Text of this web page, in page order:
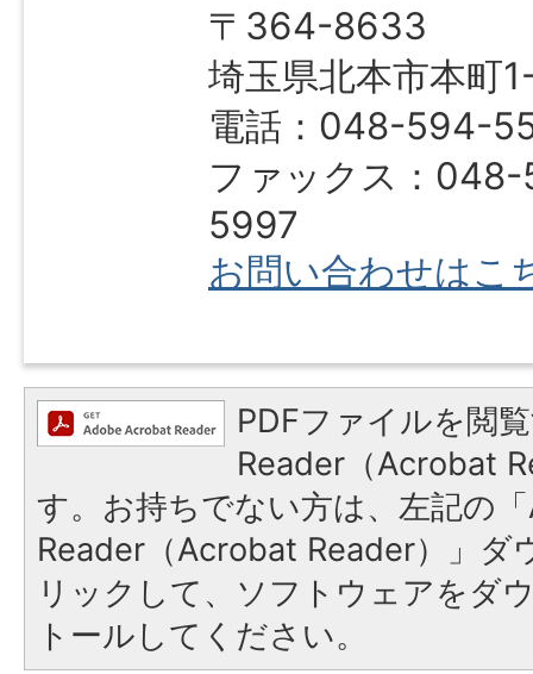
〒364-8633
埼玉県北本市本町
電話：048-594-
ファックス：
5997
お問い合わせはこ
PDFファイルを閲
Reader（Acrobat
す。お持ちでない方は、左記の
Reader（Acrobat Reader）」ダ
リックして、ソフトウェアをダ
トールしてください。